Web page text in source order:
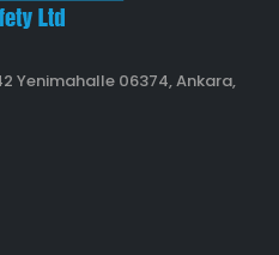
Yenimahalle 06374, Ankara,